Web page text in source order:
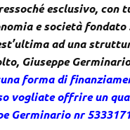
esclusivo, con
e società
ad una
Giuseppe Germinario
forma di
vogliate offrire un
Germinario nr